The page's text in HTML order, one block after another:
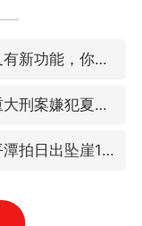
微信又有新功能，你可以“撤回”你的撤回了！
河南重大刑案嫌犯夏某钢落网
情侣平潭拍日出坠崖1死1伤